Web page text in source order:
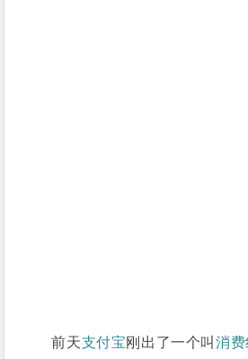
前天支付宝刚出了一个叫消